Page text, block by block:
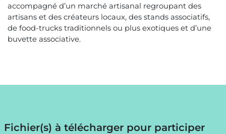
accompagné d’un marché artisanal regroupant des
artisans et des créateurs locaux, des stands associatifs,
de food-trucks traditionnels ou plus exotiques et d’une
buvette associative.
Fichier(s) à télécharger pour participer